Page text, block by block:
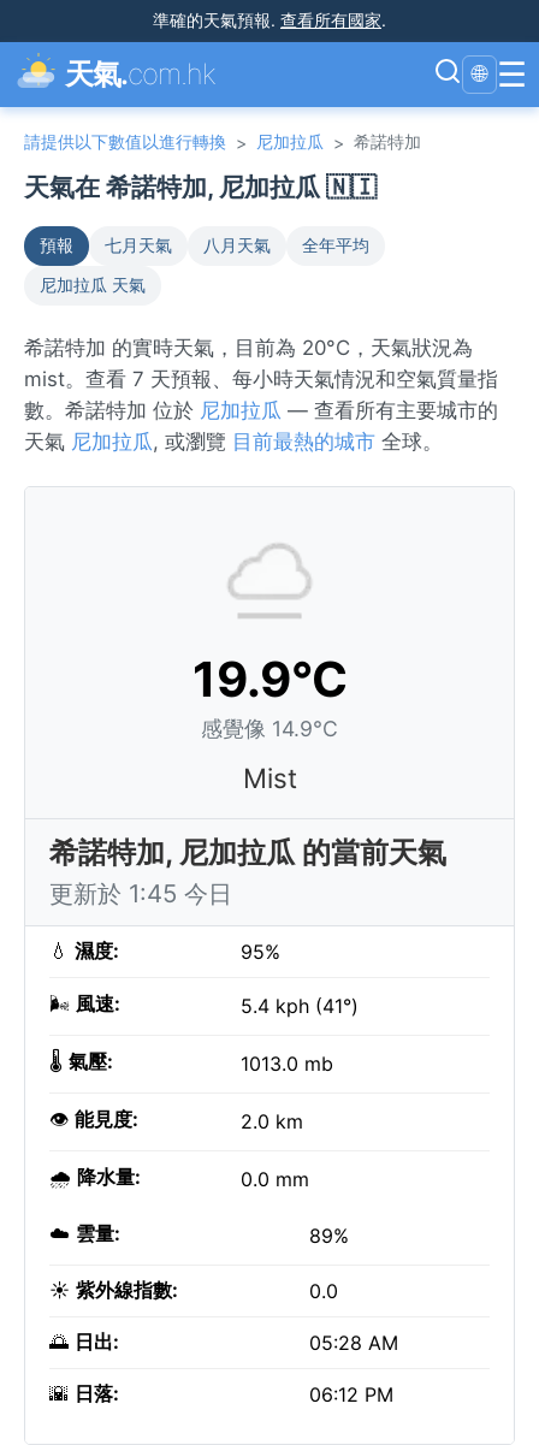
準確的天氣預報. 查看所有國家.
天氣.com.hk 🌐 ☰
請提供以下數值以進行轉換 > 尼加拉瓜 > 希諾特加
天氣在 希諾特加, 尼加拉瓜 🇳🇮
預報 七月天氣 八月天氣
全年平均
尼加拉瓜 天氣
希諾特加 的實時天氣，目前為 20°C，天氣狀況為
mist。查看 7 天預報、每小時天氣情況和空氣質量指
數。希諾特加 位於 尼加拉瓜 — 查看所有主要城市的
天氣 尼加拉瓜, 或瀏覽 目前最熱的城市 全球。
19.9°C
感覺像 14.9°C
Mist
希諾特加, 尼加拉瓜 的當前天氣
更新於 1:45 今日
💧 濕度: 95%
🌬️ 風速: 5.4 kph (41°)
🌡️ 氣壓: 1013.0 mb
👁️ 能見度: 2.0 km
🌧️ 降水量: 0.0 mm
☁️ 雲量: 89%
☀️ 紫外線指數: 0.0
🌅 日出: 05:28 AM
🌇 日落: 06:12 PM